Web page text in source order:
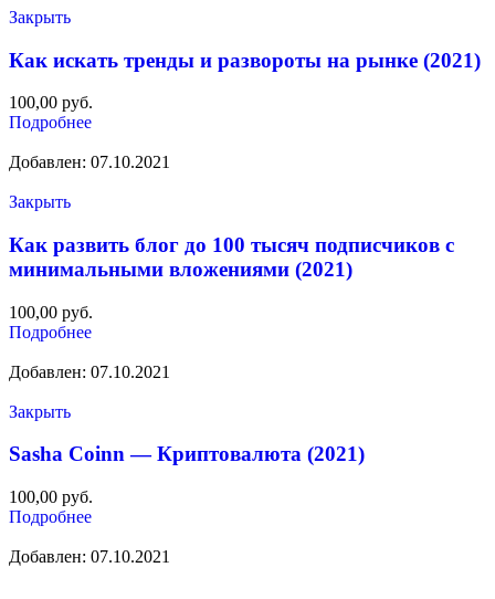
Закрыть
Как искать тренды и развороты на рынке (2021)
100,00 руб.
Подробнее
Добавлен: 07.10.2021
Закрыть
Как развить блог до 100 тысяч подписчиков с
минимальными вложениями (2021)
100,00 руб.
Подробнее
Добавлен: 07.10.2021
Закрыть
Sasha Coinn — Криптовалюта (2021)
100,00 руб.
Подробнее
Добавлен: 07.10.2021